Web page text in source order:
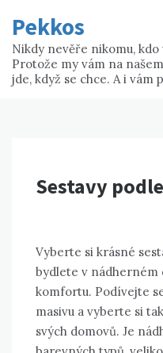
content
Pekkos
Nikdy nevěře nikomu,
Protože my vám na
jde, když se chce. A i vám
Sestavy
Vyberte si krásné
bydlete v nádherném
komfortu. Podívejte
masivu a vyberte si
svých domovů. Je